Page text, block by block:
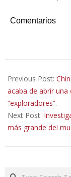
Comentarios
01-
29
Previous Post:
acaba de abrir
“exploradores”.
Next Post:
más grande del
Search